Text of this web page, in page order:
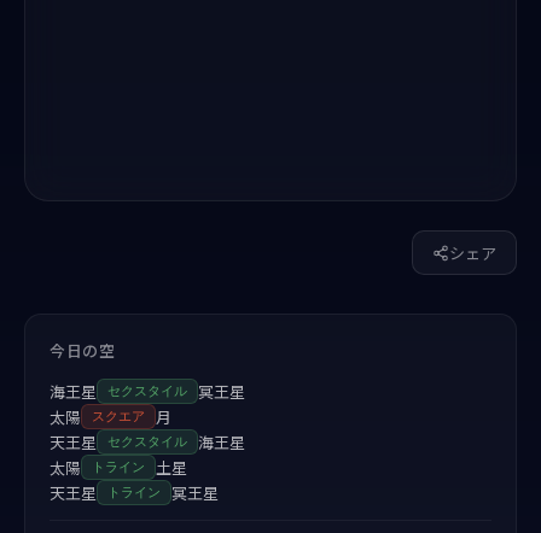
シェア
今日の空
海王星
セクスタイル
冥王星
太陽
スクエア
月
天王星
セクスタイル
海王星
太陽
トライン
土星
天王星
トライン 冥王星